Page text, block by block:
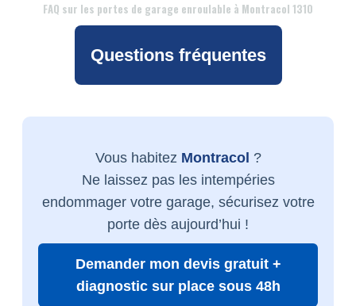
FAQ sur les portes de garage enroulable à Montracol 1310
Questions fréquentes
Vous habitez Montracol ?
Ne laissez pas les intempéries
endommager votre garage, sécurisez votre
porte dès aujourd’hui !
Demander mon devis gratuit +
diagnostic sur place sous 48h